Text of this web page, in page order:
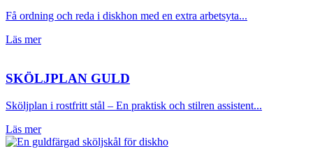
Få ordning och reda i diskhon med en extra arbetsyta...
Läs mer
SKÖLJPLAN GULD
Sköljplan i rostfritt stål – En praktisk och stilren assistent...
Läs mer